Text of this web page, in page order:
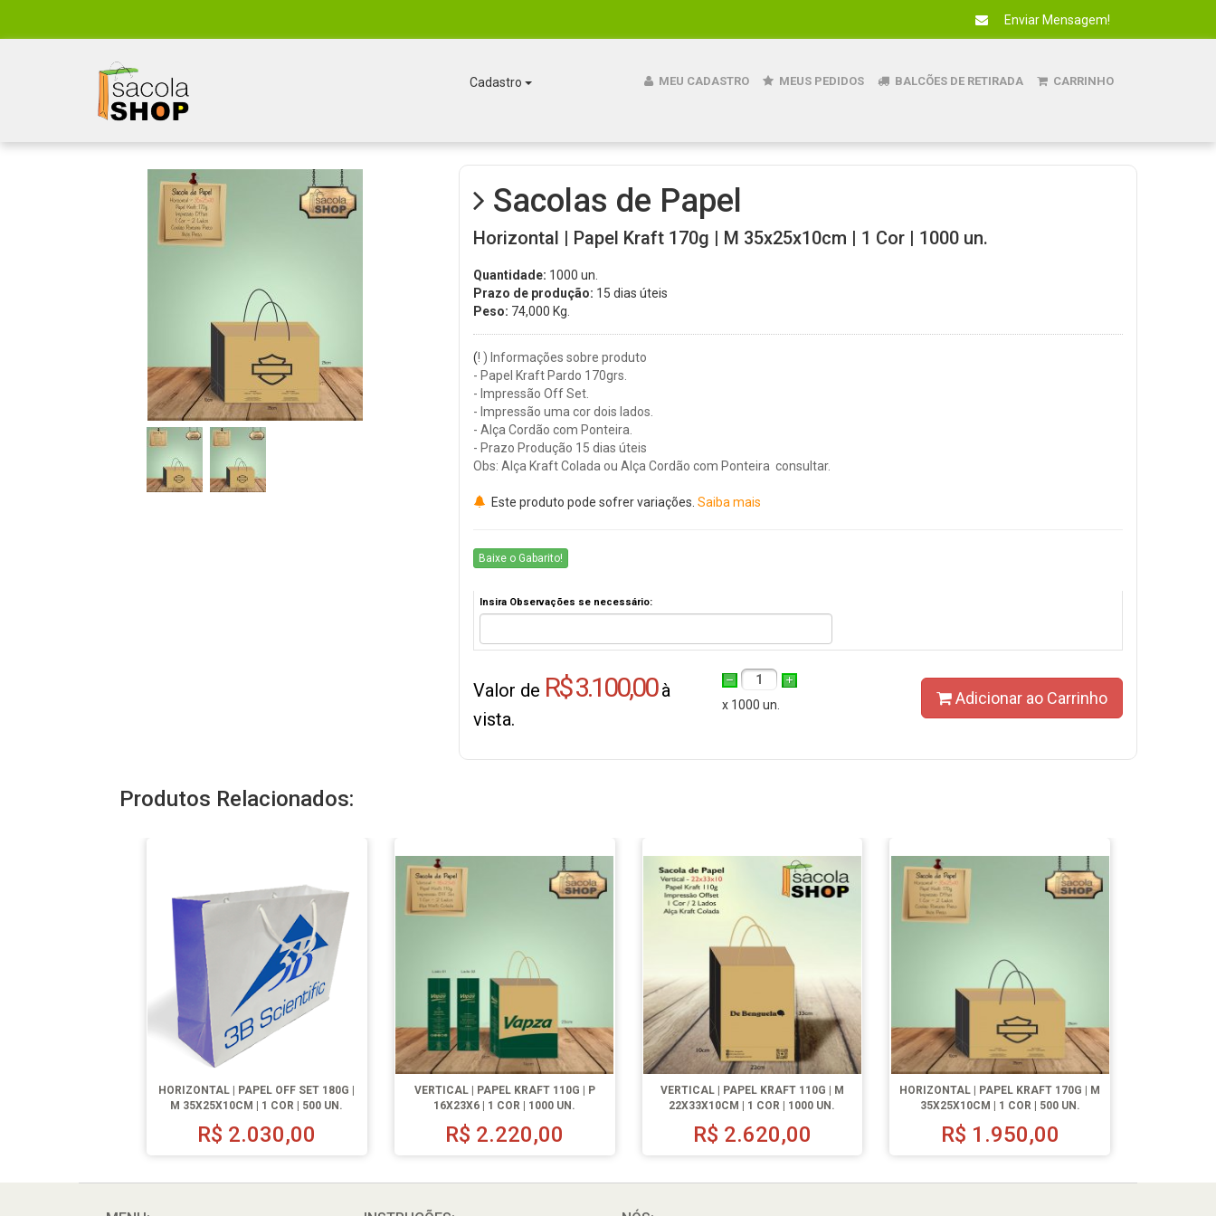
Enviar Mensagem!
Cadastro MEU CADASTRO MEUS PEDIDOS BALCÕES DE RETIRADA CARRINHO
Sacolas de Papel
Horizontal | Papel Kraft 170g | M 35x25x10cm | 1 Cor | 1000 un.
Quantidade: 1000 un.
Prazo de produção: 15 dias úteis
Peso: 74,000 Kg.
(! ) Informações sobre produto
- Papel Kraft Pardo 170grs.
- Impressão Off Set.
- Impressão uma cor dois lados.
- Alça Cordão com Ponteira.
- Prazo Produção 15 dias úteis
Obs: Alça Kraft Colada ou Alça Cordão com Ponteira consultar.
Este produto pode sofrer variações. Saiba mais
Baixe o Gabarito!
Insira Observações se necessário:
Valor de R$ 3.100,00à
vista.
1
x 1000 un.
Adicionar ao Carrinho
Produtos Relacionados:
HORIZONTAL | PAPEL OFF SET 180G |
M 35X25X10CM | 1 COR | 500 UN.
R$ 2.030,00
VERTICAL | PAPEL KRAFT 110G | P
16X23X6 | 1 COR | 1000 UN.
R$ 2.220,00
VERTICAL | PAPEL KRAFT 110G | M
22X33X10CM | 1 COR | 1000 UN.
R$ 2.620,00
HORIZONTAL | PAPEL KRAFT 170G | M
35X25X10CM | 1 COR | 500 UN.
R$ 1.950,00